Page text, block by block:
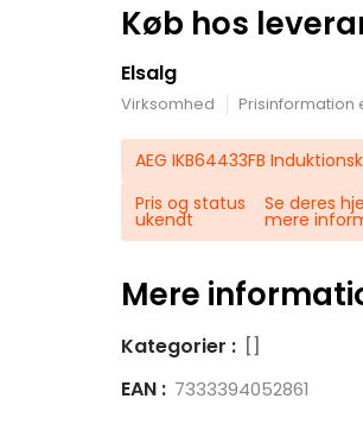
Køb hos
Elsalg
Virksomhed
AEG IKB64433FB
Pris og status
ukendt
Se deres
mere
Mere
Kategorier :
EAN : 7333394052861